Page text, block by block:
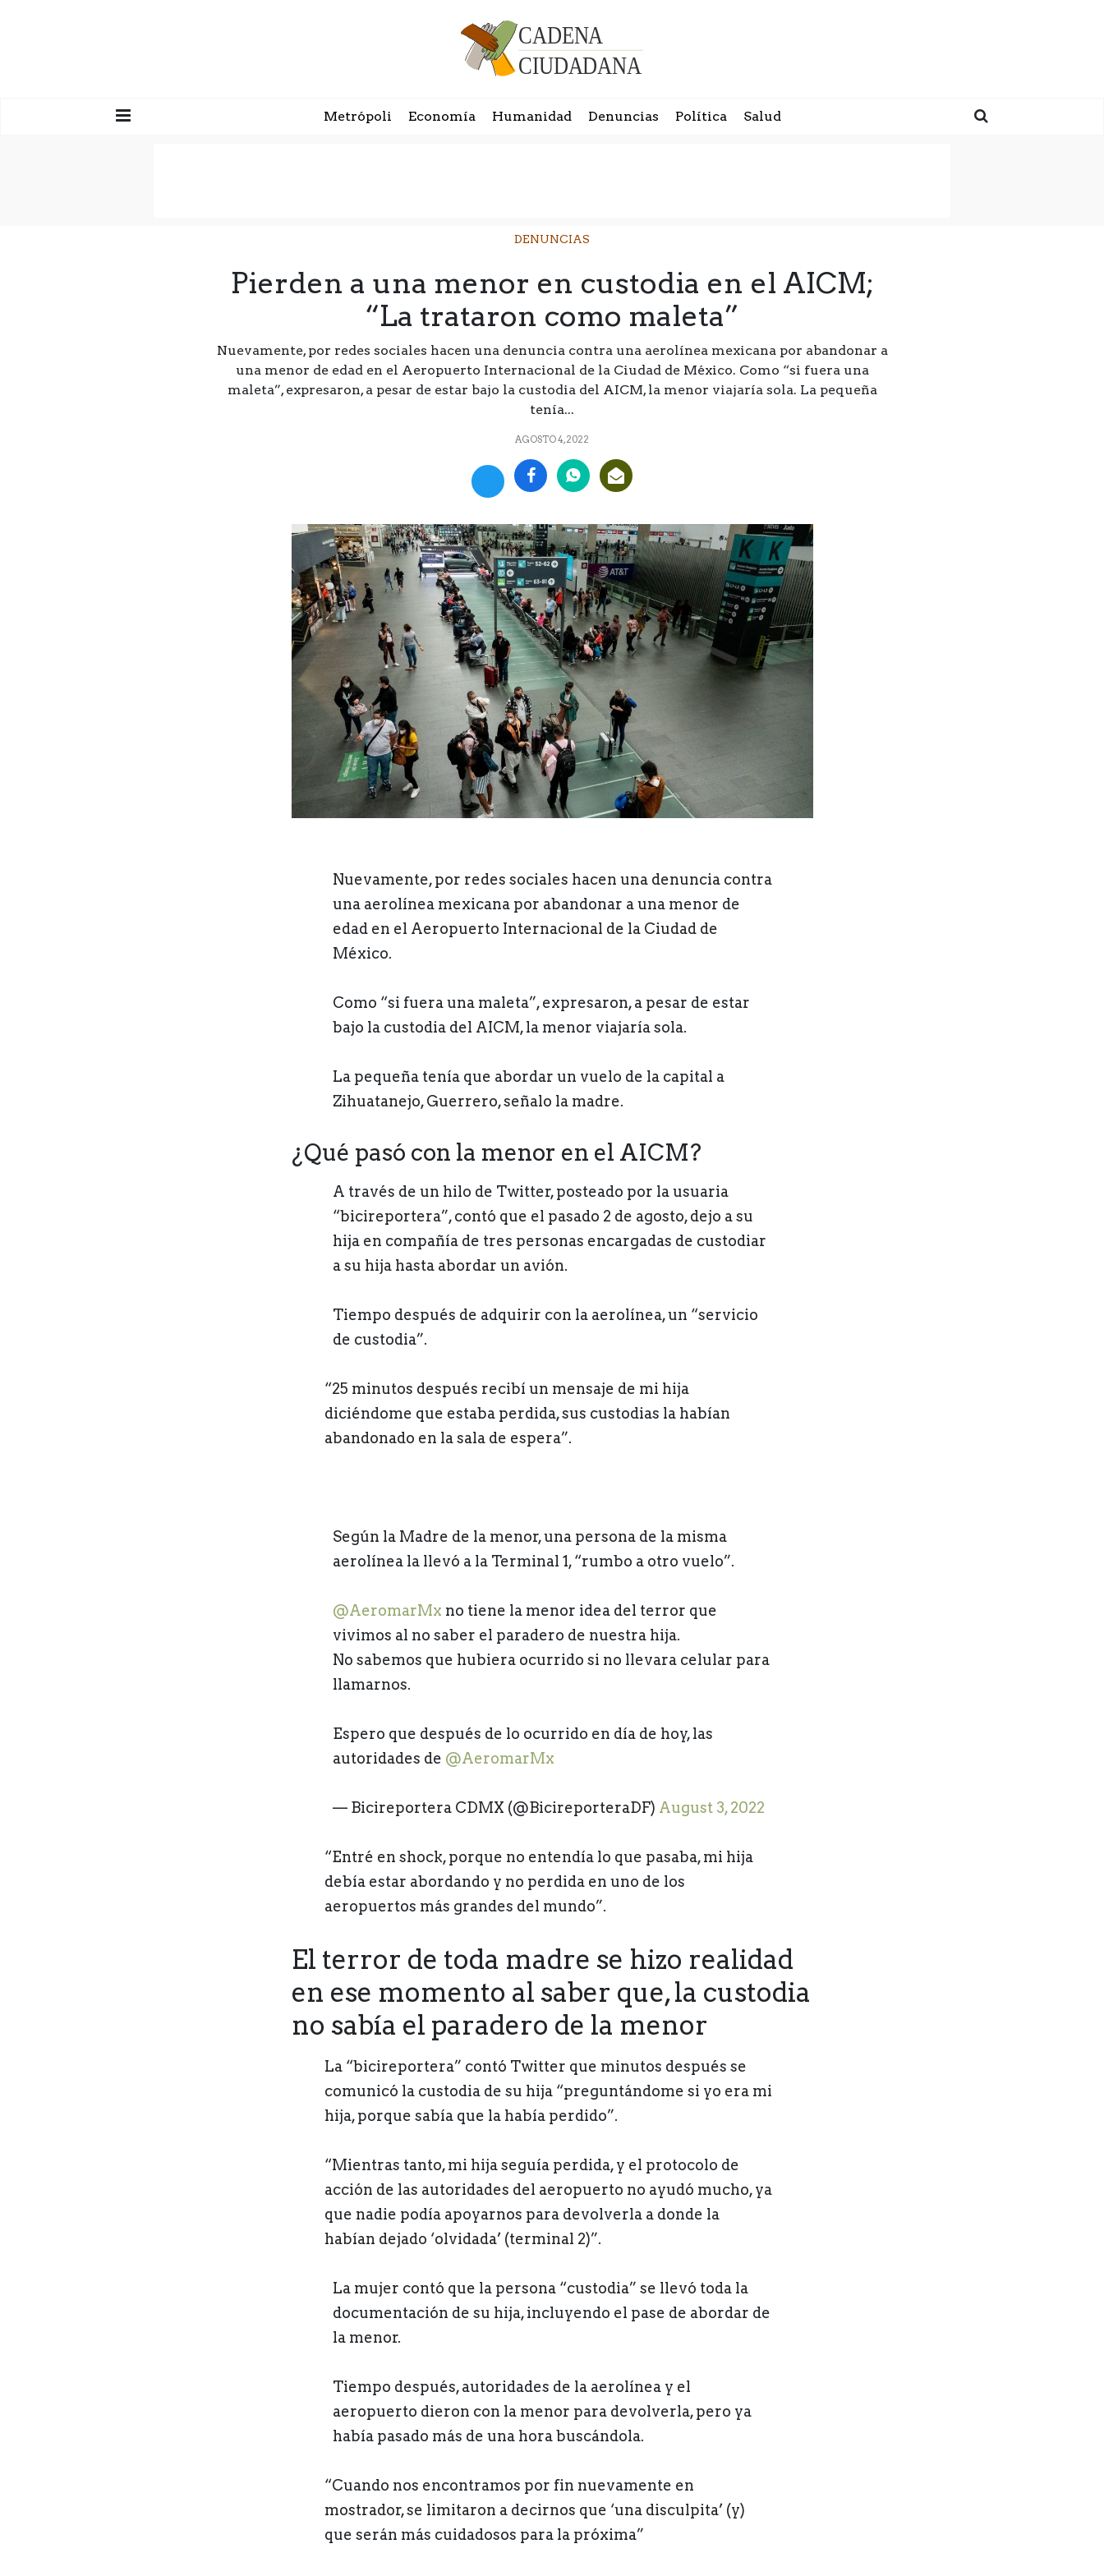
Metrópoli Economía Humanidad Denuncias Política Salud
DENUNCIAS
Pierden a una menor en custodia en el AICM;
“La trataron como maleta”
Nuevamente, por redes sociales hacen una denuncia contra una aerolínea mexicana por abandonar a
una menor de edad en el Aeropuerto Internacional de la Ciudad de México. Como “si fuera una
maleta”, expresaron, a pesar de estar bajo la custodia del AICM, la menor viajaría sola. La pequeña
tenía...
AGOSTO 4, 2022
Nuevamente, por redes sociales hacen una denuncia contra
una aerolínea mexicana por abandonar a una menor de
edad en el Aeropuerto Internacional de la Ciudad de
México.
Como “si fuera una maleta”, expresaron, a pesar de estar
bajo la custodia del AICM, la menor viajaría sola.
La pequeña tenía que abordar un vuelo de la capital a
Zihuatanejo, Guerrero, señalo la madre.
¿Qué pasó con la menor en el AICM?
A través de un hilo de Twitter, posteado por la usuaria
“bicireportera”, contó que el pasado 2 de agosto, dejo a su
hija en compañía de tres personas encargadas de custodiar
a su hija hasta abordar un avión.
Tiempo después de adquirir con la aerolínea, un “servicio
de custodia”.
“25 minutos después recibí un mensaje de mi hija
diciéndome que estaba perdida, sus custodias la habían
abandonado en la sala de espera”.
Según la Madre de la menor, una persona de la misma
aerolínea la llevó a la Terminal 1, “rumbo a otro vuelo”.
@AeromarMx no tiene la menor idea del terror que
vivimos al no saber el paradero de nuestra hija.
No sabemos que hubiera ocurrido si no llevara celular para
llamarnos.
Espero que después de lo ocurrido en día de hoy, las
autoridades de @AeromarMx
— Bicireportera CDMX (@BicireporteraDF) August 3, 2022
“Entré en shock, porque no entendía lo que pasaba, mi hija
debía estar abordando y no perdida en uno de los
aeropuertos más grandes del mundo”.
El terror de toda madre se hizo realidad
en ese momento al saber que, la custodia
no sabía el paradero de la menor
La “bicireportera” contó Twitter que minutos después se
comunicó la custodia de su hija “preguntándome si yo era mi
hija, porque sabía que la había perdido”.
“Mientras tanto, mi hija seguía perdida, y el protocolo de
acción de las autoridades del aeropuerto no ayudó mucho, ya
que nadie podía apoyarnos para devolverla a donde la
habían dejado ‘olvidada’ (terminal 2)”.
La mujer contó que la persona “custodia” se llevó toda la
documentación de su hija, incluyendo el pase de abordar de
la menor.
Tiempo después, autoridades de la aerolínea y el
aeropuerto dieron con la menor para devolverla, pero ya
había pasado más de una hora buscándola.
“Cuando nos encontramos por fin nuevamente en
mostrador, se limitaron a decirnos que ‘una disculpita’ (y)
que serán más cuidadosos para la próxima”